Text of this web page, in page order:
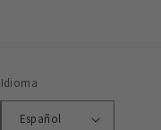
Idioma
Español